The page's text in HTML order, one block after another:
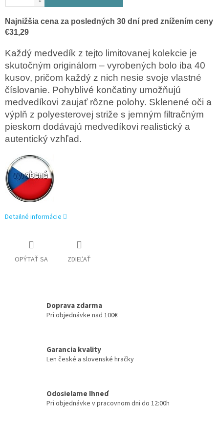
Najnižšia cena za posledných 30 dní pred znížením ceny
€31,29
Každý medvedík z tejto limitovanej kolekcie je
skutočným originálom – vyrobených bolo iba 40
kusov, pričom každý z nich nesie svoje vlastné
číslovanie. Pohyblivé končatiny umožňujú
medvedíkovi zaujať rôzne polohy. Sklenené oči a
výplň z polyesterovej striže s jemným filtračným
pieskom dodávajú medvedíkovi realistický a
autentický vzhľad.
Detailné informácie
OPÝTAŤ SA ZDIEĽAŤ
Doprava zdarma
Pri objednávke nad 100€
Garancia kvality
Len české a slovenské hračky
Odosielame Ihneď
Pri objednávke v pracovnom dni do 12:00h